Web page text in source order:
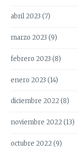
abril 2023 (7)
marzo 2023 (9)
febrero 2023 (8)
enero 2023 (14)
diciembre 2022(8)
noviembre 2022(13)
octubre 2022(9)